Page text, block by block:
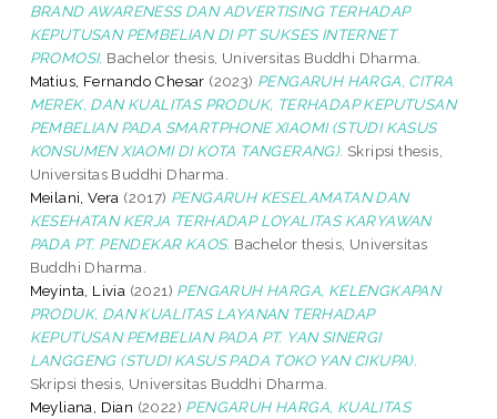
BRAND AWARENESS DAN ADVERTISING TERHADAP
KEPUTUSAN PEMBELIAN DI PT SUKSES INTERNET
PROMOSI. Bachelor thesis, Universitas Buddhi Dharma.
Matius, Fernando Chesar (2023) PENGARUH HARGA, CITRA
MEREK, DAN KUALITAS PRODUK, TERHADAP KEPUTUSAN
PEMBELIAN PADA SMARTPHONE XIAOMI (STUDI KASUS
KONSUMEN XIAOMI DI KOTA TANGERANG). Skripsi thesis,
Universitas Buddhi Dharma.
Meilani, Vera (2017) PENGARUH KESELAMATAN DAN
KESEHATAN KERJA TERHADAP LOYALITAS KARYAWAN
PADA PT. PENDEKAR KAOS. Bachelor thesis, Universitas
Buddhi Dharma.
Meyinta, Livia (2021) PENGARUH HARGA, KELENGKAPAN
PRODUK, DAN KUALITAS LAYANAN TERHADAP
KEPUTUSAN PEMBELIAN PADA PT. YAN SINERGI
LANGGENG (STUDI KASUS PADA TOKO YAN CIKUPA).
Skripsi thesis, Universitas Buddhi Dharma.
Meyliana, Dian (2022) PENGARUH HARGA, KUALITAS